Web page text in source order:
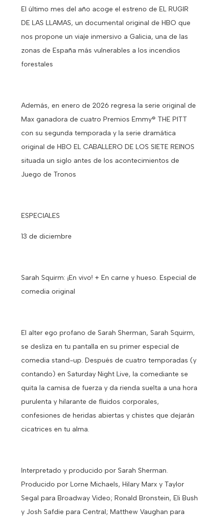
El último mes del año acoge el estreno de EL RUGIR
DE LAS LLAMAS, un documental original de HBO que
nos propone un viaje inmersivo a Galicia, una de las
zonas de España más vulnerables a los incendios
forestales
Además, en enero de 2026 regresa la serie original de
Max ganadora de cuatro Premios Emmy® THE PITT
con su segunda temporada y la serie dramática
original de HBO EL CABALLERO DE LOS SIETE REINOS
situada un siglo antes de los acontecimientos de
Juego de Tronos
ESPECIALES
13 de diciembre
Sarah Squirm: ¡En vivo! + En carne y hueso. Especial de
comedia original
El alter ego profano de Sarah Sherman, Sarah Squirm,
se desliza en tu pantalla en su primer especial de
comedia stand-up. Después de cuatro temporadas (y
contando) en Saturday Night Live, la comediante se
quita la camisa de fuerza y da rienda suelta a una hora
purulenta y hilarante de fluidos corporales,
confesiones de heridas abiertas y chistes que dejarán
cicatrices en tu alma.
Interpretado y producido por Sarah Sherman.
Producido por Lorne Michaels, Hilary Marx y Taylor
Segal para Broadway Video; Ronald Bronstein, Eli Bush
y Josh Safdie para Central; Matthew Vaughan para